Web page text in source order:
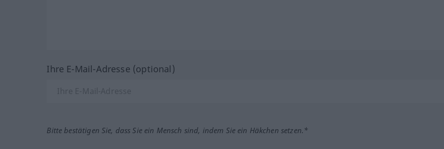
Ihre E-Mail-Adresse (optional)
Bitte bestätigen Sie, dass Sie ein Mensch sind, indem Sie ein Häkchen setzen.*